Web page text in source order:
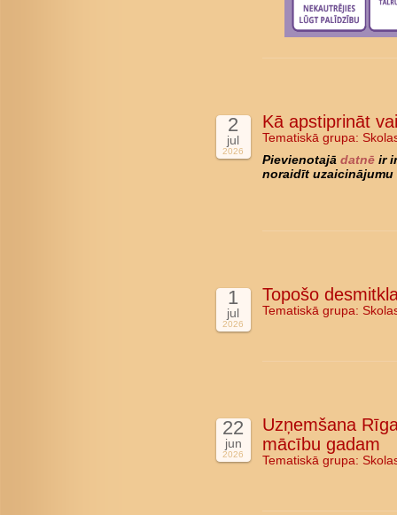
2
jul
2026
Kā apstiprināt
Tematiskā grupa:
Pievienotajā datnē ir
noraidīt uzaicinājumu
1
jul
2026
Topošo
Tematiskā grupa:
22
jun
2026
Uzņemšana
mācību gadam
Tematiskā grupa: